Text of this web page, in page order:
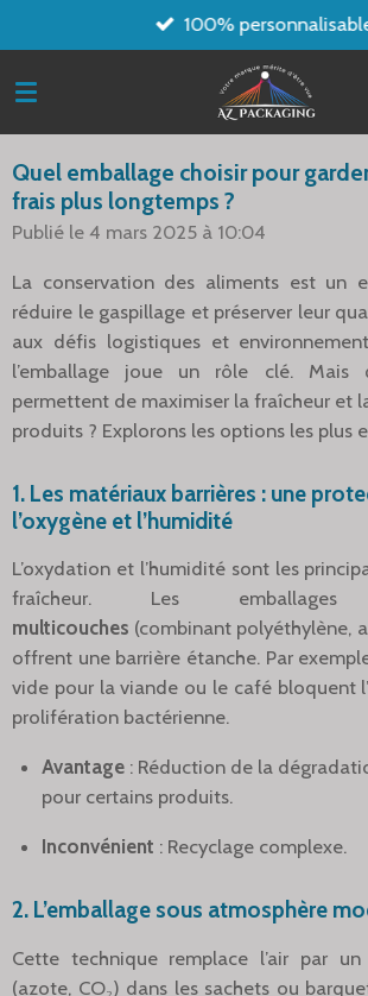
au
contenu
100%
Quel emballage choisir pour
frais plus longtemps ?
Publié le 4 mars 2025 à 10:04
La conservation des aliments est un
réduire le gaspillage et préserver leur
aux défis logistiques et
l’emballage joue un rôle clé. Mais
permettent de maximiser la fraîcheur et
produits ? Explorons les options les plus
1. Les matériaux barrières : une
l’oxygène et l’humidité
L’oxydation et l’humidité sont les
fraîcheur. Les
multicouches (combinant polyéthylène,
offrent une barrière étanche. Par
vide pour la viande ou le café bloquent
prolifération bactérienne.
Avantage : Réduction de la
pour certains produits.
Inconvénient : Recyclage complexe.
2. L’emballage sous atmosphère
Cette technique remplace l’air par
(azote, CO₂) dans les sachets ou